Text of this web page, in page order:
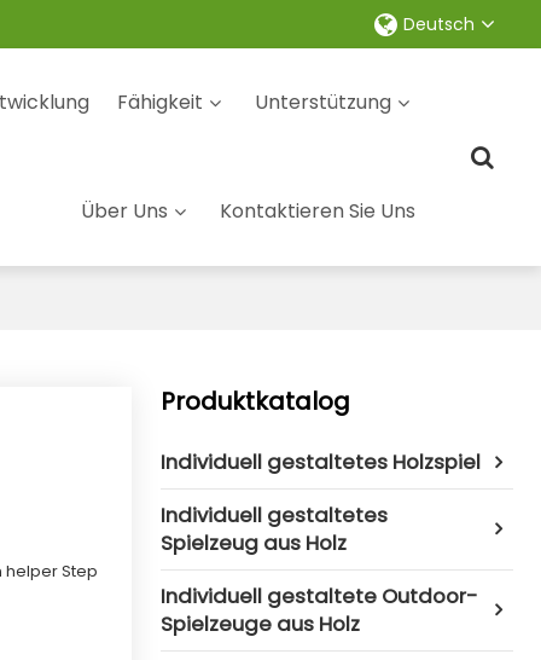
Deutsch
Fähigkeit Unterstützung
Über Uns Kontaktieren Sie Uns
helper Step
Produktkatalog
Individuell gestaltetes Holzspiel
Individuell gestaltetes
Spielzeug aus Holz
Individuell gestaltete Outdoor-
Spielzeuge aus Holz